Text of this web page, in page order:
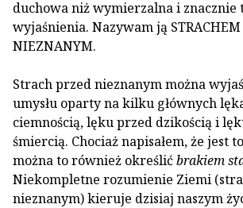
duchowa niż wymierzalna i znacznie
wyjaśnienia. Nazywam ją STRACHEM
NIEZNANYM.
Strach przed nieznanym można
umysłu oparty na kilku głównych
ciemnością, lęku przed dzikością i
śmiercią. Chociaż napisałem, że jest
można to również określićbrakiem
Niekompletne rozumienie Ziemi
nieznanym) kieruje dzisiaj naszym